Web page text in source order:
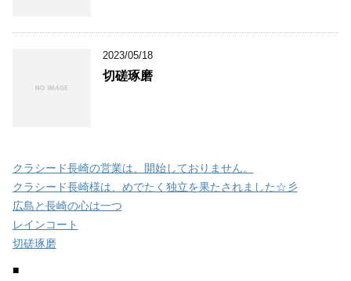
2023/05/18
切磋琢磨
クラシード長崎の営業は、開始しておりません。
クラシード長崎様は、めでたく独立を果たされました☆彡
広島と長崎の心は一つ
レインコート
切磋琢磨
■